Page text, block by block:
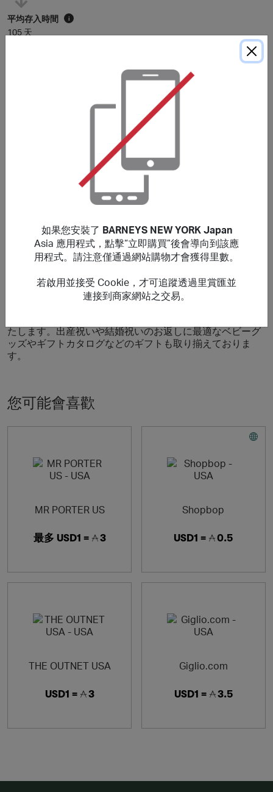
平均存入時間 i
105 天
天內存入
會員賬戶，具體時間可能因個別商戶而有所延長。
このサイトで掲載していないバウチャー、クーポンコード
を使用した場合、ご購入が特典の対象外になる場合があり
ます。郵便料金、手数料、配送料及び、お客様がお住いの
地域で発生するご購入に関わる税（付加価値税、消費税な
どを含みますが、これに限りません）は特典の対象にはな
關於 BARNEYS NEW YORK Japan
(PR)【公式通販 バーニーズ ニューヨーク】落ち着いた空間
たします。出産祝いや結婚祝いのお返しに最適なベビーグ
ッズやギフトカタログなどのギフトも取り揃えておりま
す。
您可能會喜歡
MR PORTER US
最多 USD1 = 3
Shopbop
USD1 = 0.5
THE OUTNET USA
USD1 = 3
Giglio.com
USD1 = 3.5
如果您安裝了 BARNEYS NEW YORK Japan
Asia 應用程式，點擊“立即購買”後會導向到該應
用程式。請注意僅通過網站購物才會獲得里數。
若啟用並接受 Cookie，才可追蹤透過里賞匯並
連接到商家網站之交易。